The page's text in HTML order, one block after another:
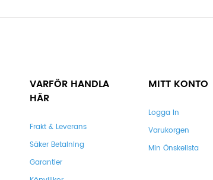
VARFÖR HANDLA
HÄR
Frakt & Leverans
Säker Betalning
Garantier
MITT KONTO
Logga In
Varukorgen
Min Önskelista